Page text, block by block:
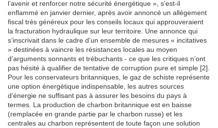
l’avenir et renforcer notre sécurité énergétique », s’est-il
enflammé en janvier dernier, après avoir annoncé un allégement
fiscal très généreux pour les conseils locaux qui approuveraient
la fracturation hydraulique sur leur territoire. Une annonce qui
s’inscrivait dans le cadre d’un ensemble de mesures « incitatives
» destinées à vaincre les résistances locales au moyen
d’arguments sonnants et trébuchants - ce que les critiques n’ont
pas hésité à qualifier de tentative de corruption pure et simple [2].
Pour les conservateurs britanniques, le gaz de schiste représente
une option énergétique indispensable, les autres sources
d’énergie ne suffisant pas à assurer les besoins du pays à
termes. La production de charbon britannique est en baisse
(remplacée en grande partie par le charbon russe) et les
centrales au charbon représentent de toute façon une solution